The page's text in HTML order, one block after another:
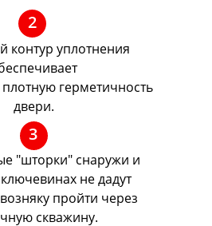
контур уплотнения
герметичность
двери.
"шторки" снаружи и
не дадут
пройти через
скважину.
2
3